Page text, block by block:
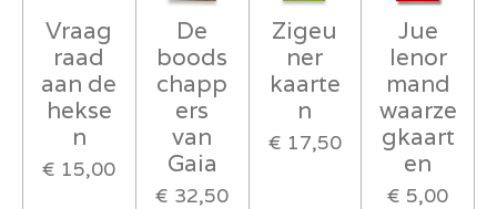
Vraag
raad
aan de
hekse
n
€ 15,00
De
boods
chapp
ers
van
Gaia
€ 32,50
Zigeu
ner
kaarte
n
€ 17,50
Jue
lenor
mand
waarze
gkaart
en
€ 5,00